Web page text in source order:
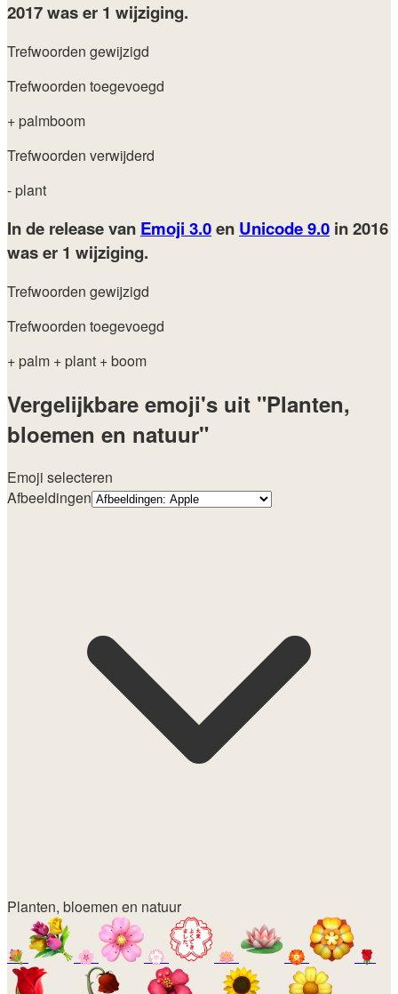
2017was er 1 wijziging.
Trefwoorden gewijzigd
Trefwoorden toegevoegd
+ palmboom
Trefwoorden verwijderd
- plant
In de release van Emoji 3.0en Unicode 9.0 in 2016
was er 1 wijziging.
Trefwoorden gewijzigd
Trefwoorden toegevoegd
+ palm + plant + boom
Vergelijkbare emoji's uit "Planten,
bloemen en natuur"
Emoji selecteren
Afbeeldingen
Planten, bloemen en natuur
💐 🌸 💮 🪷 🏵️ 🌹